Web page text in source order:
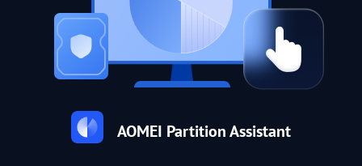
AOMEI Partition Assistant